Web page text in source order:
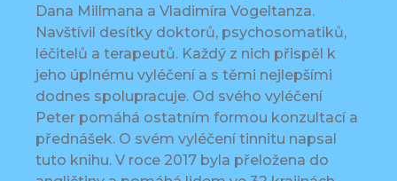
Dana Millmana a Vladimíra Vogeltanza.
Navštívil desítky doktorů, psychosomatiků,
léčitelů a terapeutů. Každý z nich přispěl k
jeho úplnému vyléčení a s těmi nejlepšími
dodnes spolupracuje. Od svého vyléčení
Peter pomáhá ostatním formou konzultací a
přednášek. O svém vyléčení tinnitu napsal
tuto knihu. V roce 2017 byla přeložena do